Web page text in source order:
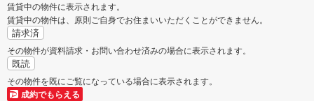
賃貸中の物件に表示されます。
賃貸中の物件は、原則ご自身でお住まいいただくことができません。
請求済
その物件が資料請求・お問い合わせ済みの場合に表示されます。
既読
その物件を既にご覧になっている場合に表示されます。
成約でもらえる